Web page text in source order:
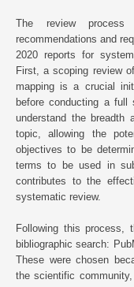
The review process
recommendations and
2020 reports for
First, a scoping review
mapping is a crucial
before conducting a
understand the
topic, allowing the
objectives to be
terms to be used in
contributes to the
systematic review.
Following this process,
bibliographic search:
These were chosen
the scientific